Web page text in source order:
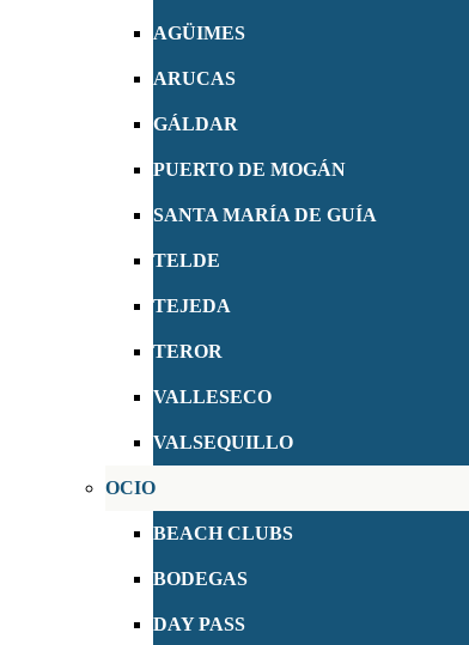
AGÜIMES
ARUCAS
GÁLDAR
PUERTO DE MOGÁN
SANTA MARÍA DE GUÍA
TELDE
TEJEDA
TEROR
VALLESECO
VALSEQUILLO
OCIO
BEACH CLUBS
BODEGAS
DAY PASS